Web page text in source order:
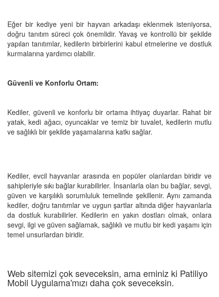
Eğer bir kediye yeni bir hayvan arkadaşı eklenmek isteniyorsa,
doğru tanıtım süreci çok önemlidir. Yavaş ve kontrollü bir şekilde
yapılan tanıtımlar, kedilerin birbirlerini kabul etmelerine ve dostluk
kurmalarına yardımcı olabilir.
Güvenli ve Konforlu Ortam:
Kediler, güvenli ve konforlu bir ortama ihtiyaç duyarlar. Rahat bir
yatak, kedi ağacı, oyuncaklar ve temiz bir tuvalet, kedilerin mutlu
ve sağlıklı bir şekilde yaşamalarına katkı sağlar.
Kediler, evcil hayvanlar arasında en popüler olanlardan biridir ve
sahipleriyle sıkı bağlar kurabilirler. İnsanlarla olan bu bağlar, sevgi,
güven ve karşılıklı sorumluluk temelinde şekillenir. Aynı zamanda
kediler, doğru tanıtımlar ve uygun şartlar altında diğer hayvanlarla
da dostluk kurabilirler. Kedilerin en yakın dostları olmak, onlara
sevgi, ilgi ve güven sağlamak, sağlıklı ve mutlu bir kedi yaşamı için
temel unsurlardan biridir.
Web sitemizi çok seveceksin, ama eminiz ki Patiliyo
Mobil Uygulama'mızı daha çok seveceksin.